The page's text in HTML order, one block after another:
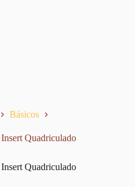
Básicos
Quadriculado
Quadriculado